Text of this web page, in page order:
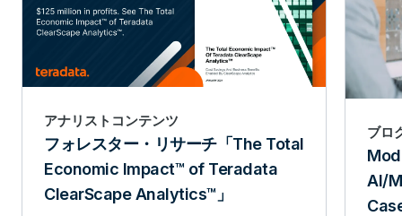
アナリストコンテンツ
フォレスター・リサーチ「The Total
Economic Impact™ of Teradata
ClearScape Analytics™」
ブロ
AI/